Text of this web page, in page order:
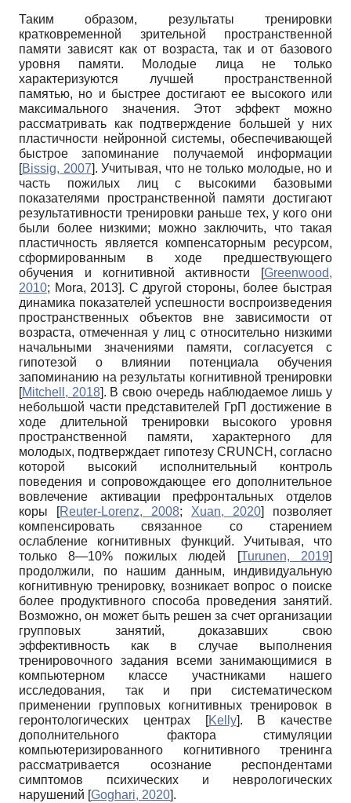
Таким образом, результаты тренировки
кратковременной зрительной пространственной
памяти зависят как от возраста, так и от базового
уровня памяти. Молодые лица не только
характеризуются лучшей пространственной
памятью, но и быстрее достигают ее высокого или
максимального значения. Этот эффект можно
рассматривать как подтверждение большей у них
пластичности нейронной системы, обеспечивающей
быстрое запоминание получаемой информации
[Bissig, 2007]. Учитывая, что не только молодые, но и
часть пожилых лиц с высокими базовыми
показателями пространственной памяти достигают
результативности тренировки раньше тех, у кого они
были более низкими; можно заключить, что такая
пластичность является компенсаторным ресурсом,
сформированным в ходе предшествующего
обучения и когнитивной активности
[Greenwood,
2010; Mora, 2013]. С другой стороны, более быстрая
динамика показателей успешности воспроизведения
пространственных объектов вне зависимости от
возраста, отмеченная у лиц с относительно низкими
начальными значениями памяти, согласуется с
гипотезой о влиянии потенциала обучения
запоминанию на результаты когнитивной тренировки
[Mitchell, 2018]. В свою очередь наблюдаемое лишь у
небольшой части представителей ГрП достижение в
ходе длительной тренировки высокого уровня
пространственной памяти, характерного для
молодых, подтверждает гипотезу CRUNCH, согласно
которой высокий исполнительный контроль
поведения и сопровождающее его дополнительное
вовлечение активации префронтальных отделов
коры
[Reuter-Lorenz, 2008; Xuan, 2020]
позволяет
компенсировать связанное со старением
ослабление когнитивных функций. Учитывая, что
только 8—10% пожилых людей
[Turunen, 2019]
продолжили, по нашим данным, индивидуальную
когнитивную тренировку, возникает вопрос о поиске
более продуктивного способа проведения занятий.
Возможно, он может быть решен за счет организации
групповых занятий, доказавших свою
эффективность как в случае выполнения
тренировочного задания всеми занимающимися в
компьютерном классе участниками нашего
исследования, так и при систематическом
применении групповых когнитивных тренировок в
геронтологических центрах
[Kelly]. В качестве
дополнительного фактора стимуляции
компьютеризированного когнитивного тренинга
рассматривается осознание респондентами
симптомов психических и неврологических
нарушений [Goghari, 2020].